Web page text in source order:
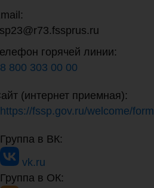
горячей линии:
8 800 303 00 00
(интернет приемная):
https://fssp.gov.ru/welcome/form
Группа в ВК:
vk.ru
Группа в ОК: